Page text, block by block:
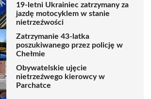
19-letni Ukrainiec zatrzymany za
jazdę motocyklem w stanie
nietrzeźwości
Zatrzymanie 43-latka
poszukiwanego przez policję w
Chełmie
Obywatelskie ujęcie
nietrzeźwego kierowcy w
Parchatce